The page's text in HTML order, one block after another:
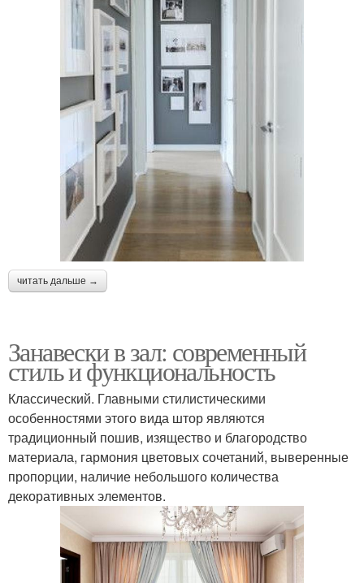
читать дальше →
Занавески в зал: современный
стиль и функциональность
Классический. Главными стилистическими
особенностями этого вида штор являются
традиционный пошив, изящество и благородство
материала, гармония цветовых сочетаний, выверенные
пропорции, наличие небольшого количества
декоративных элементов.